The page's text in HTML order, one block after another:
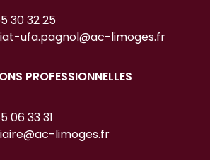
30 32 25
ufa.pagnol@ac-limoges.fr
PROFESSIONNELLES
06 33 31
limoges.fr